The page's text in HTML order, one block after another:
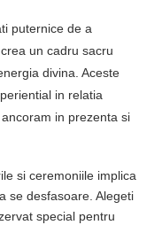
puternice de a
un cadru sacru
divina. Aceste
in relatia
in prezenta si
si ceremoniile implica
se desfasoare. Alegeti
special pentru